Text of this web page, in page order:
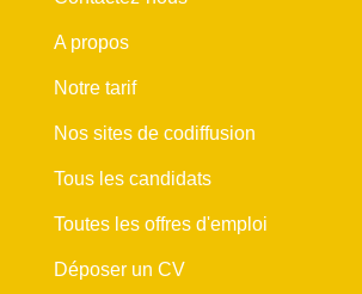
A propos
Notre tarif
Nos sites de codiffusion
Tous les candidats
Toutes les offres d'emploi
Déposer un CV